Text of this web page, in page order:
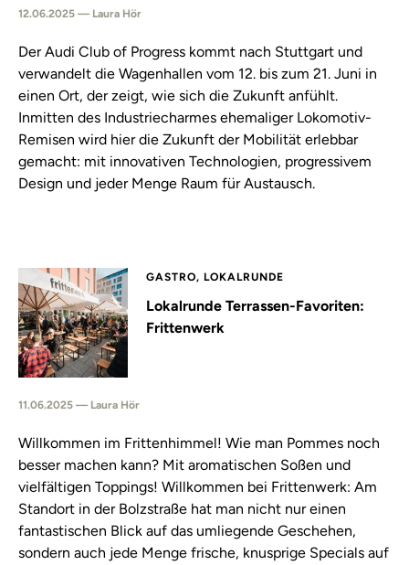
12.06.2025 — Laura Hör
Der Audi Club of Progress kommt nach Stuttgart und
verwandelt die Wagenhallen vom 12. bis zum 21. Juni in
einen Ort, der zeigt, wie sich die Zukunft anfühlt.
Inmitten des Industriecharmes ehemaliger Lokomotiv-
Remisen wird hier die Zukunft der Mobilität erlebbar
gemacht: mit innovativen Technologien, progressivem
Design und jeder Menge Raum für Austausch.
GASTRO, LOKALRUNDE
Lokalrunde Terrassen-Favoriten:
Frittenwerk
11.06.2025 — Laura Hör
Willkommen im Frittenhimmel! Wie man Pommes noch
besser machen kann? Mit aromatischen Soßen und
vielfältigen Toppings! Willkommen bei Frittenwerk: Am
Standort in der Bolzstraße hat man nicht nur einen
fantastischen Blick auf das umliegende Geschehen,
sondern auch jede Menge frische, knusprige Specials auf